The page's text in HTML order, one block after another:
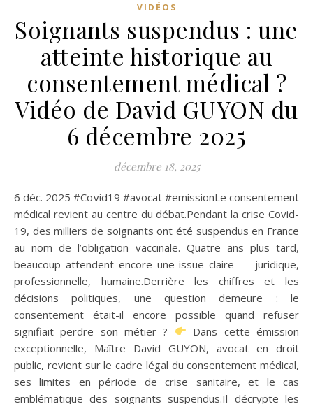
VIDÉOS
Soignants suspendus : une
atteinte historique au
consentement médical ?
Vidéo de David GUYON du
6 décembre 2025
décembre 18, 2025
6 déc. 2025 #Covid19 #avocat #emissionLe consentement
médical revient au centre du débat.Pendant la crise Covid-
19, des milliers de soignants ont été suspendus en France
au nom de l’obligation vaccinale. Quatre ans plus tard,
beaucoup attendent encore une issue claire — juridique,
professionnelle, humaine.Derrière les chiffres et les
décisions politiques, une question demeure : le
consentement était-il encore possible quand refuser
signifiait perdre son métier ?
Dans cette émission
exceptionnelle, Maître David GUYON, avocat en droit
public, revient sur le cadre légal du consentement médical,
ses limites en période de crise sanitaire, et le cas
emblématique des soignants suspendus.Il décrypte les